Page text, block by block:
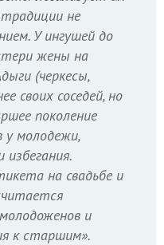
не
У ингушей до
жены на
(черкесы,
своих соседей, но
поколение
у молодежи,
на свадьбе и
и
к старшим».